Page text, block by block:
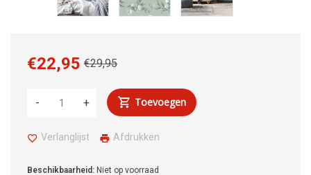
€29,95
€22,95
+
- Toevoegen
Verlanglijst Afdrukken
Beschikbaarheid: Niet op voorraad